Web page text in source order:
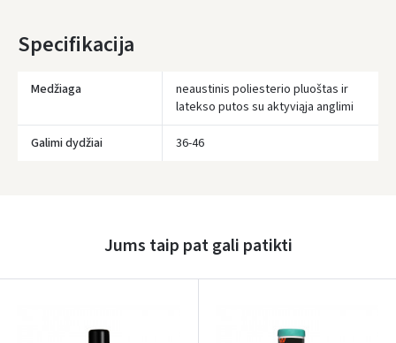
Specifikacija
Medžiaga
neaustinis poliesterio pluoštas ir
latekso putos su aktyviąja anglimi
Galimi dydžiai 36-46
Jums taip pat gali patikti